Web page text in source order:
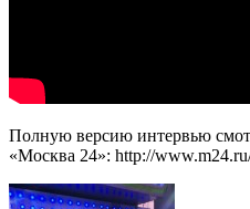
Полную версию интервью
«Москва 24»: http://